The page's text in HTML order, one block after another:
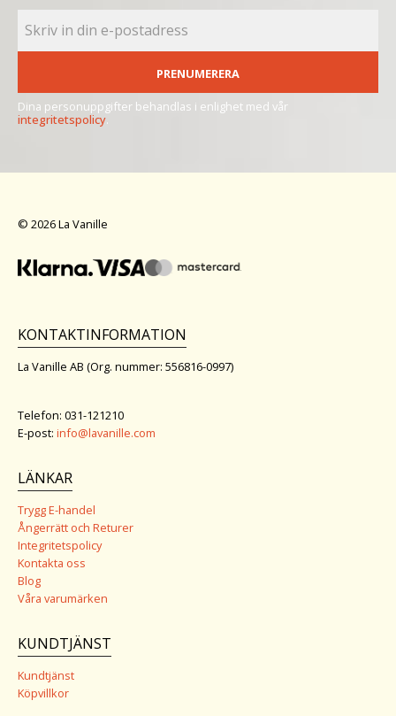
PRENUMERERA
Dina personuppgifter behandlas i enlighet med vår
integritetspolicy.
© 2026 La Vanille
KONTAKTINFORMATION
La Vanille AB (Org. nummer: 556816-0997)
Telefon: 031-121210
E-post: info@lavanille.com
LÄNKAR
Trygg E-handel
Ångerrätt och Returer
Integritetspolicy
Kontakta oss
Blog
Våra varumärken
KUNDTJÄNST
Kundtjänst
Köpvillkor